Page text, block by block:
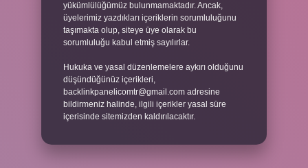
yükümlülüğümüz bulunmamaktadır. Ancak,
üyelerimiz yazdıkları içeriklerin sorumluluğunu
taşımakta olup, siteye üye olarak bu
sorumluluğu kabul etmiş sayılırlar.
Hukuka ve yasal düzenlemelere aykırı olduğunu
düşündüğünüz içerikleri,
backlinkpanelicomtr@gmail.com adresine
bildirmeniz halinde, ilgili içerikler yasal süre
içerisinde sitemizden kaldırılacaktır.